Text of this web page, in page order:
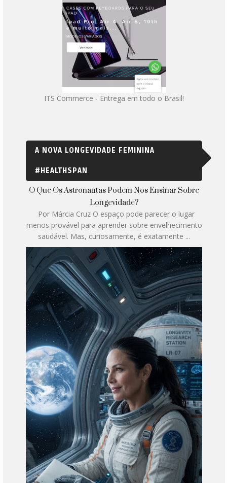
ITS Commerce - Entrega em todo o Brasil!
A NOVA LONGEVIDADE FEMININA
#HEALTHSPAN
O Que Os Astronautas Podem Nos Ensinar Sobre
Longevidade?
Por Márcia Cruz O espaço pode parecer o lugar
menos provável para aprender sobre envelhecimento
saudável. Mas, curiosamente, é exatamente ...